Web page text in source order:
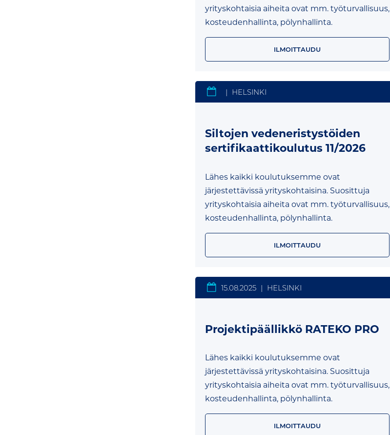
yrityskohtaisia aiheita ovat mm. työturvallisuus,
kosteudenhallinta, pölynhallinta.
ILMOITTAUDU
| HELSINKI
Siltojen vedeneristystöiden
sertifikaattikoulutus 11/2026
Lähes kaikki koulutuksemme ovat
järjestettävissä yrityskohtaisina. Suosittuja
yrityskohtaisia aiheita ovat mm. työturvallisuus,
kosteudenhallinta, pölynhallinta.
ILMOITTAUDU
15.08.2025 | HELSINKI
Projektipäällikkö RATEKO PRO
Lähes kaikki koulutuksemme ovat
järjestettävissä yrityskohtaisina. Suosittuja
yrityskohtaisia aiheita ovat mm. työturvallisuus,
kosteudenhallinta, pölynhallinta.
ILMOITTAUDU